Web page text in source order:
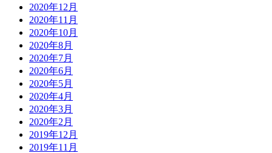
2020年12月
2020年11月
2020年10月
2020年8月
2020年7月
2020年6月
2020年5月
2020年4月
2020年3月
2020年2月
2019年12月
2019年11月